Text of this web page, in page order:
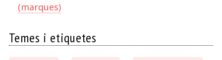
(marques)
Temes i etiquetes